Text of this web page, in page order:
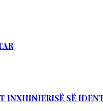
INXHINIERISË SË